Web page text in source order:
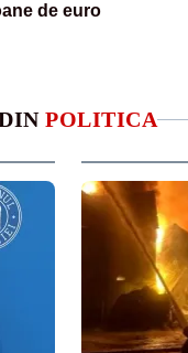
de euro
POLITICA